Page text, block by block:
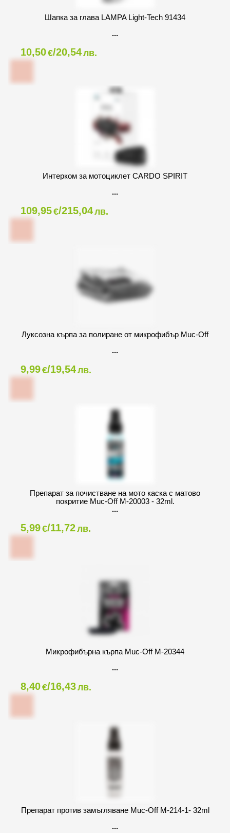
Шапка за глава LAMPA Light-Tech 91434
10,50€/20,54лв.
Интерком за мотоциклет CARDO SPIRIT
109,95€/215,04лв.
Луксозна кърпа за полиране от микрофибър Muc-Off
9,99€/19,54лв.
Препарат за почистване на мото каска с матово
покритие Muc-Off M-20003 - 32ml.
5,99€/11,72лв.
Микрофибърна кърпа Muc-Off M-20344
8,40€/16,43лв.
Препарат против замъгляване Muc-Off M-214-1- 32ml